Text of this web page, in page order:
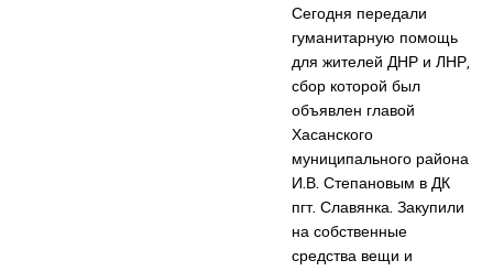
Сегодня передали
гуманитарную помощь
для жителей ДНР и ЛНР,
сбор которой был
объявлен главой
Хасанского
муниципального района
И.В. Степановым в ДК
пгт. Славянка. Закупили
на собственные
средства вещи и